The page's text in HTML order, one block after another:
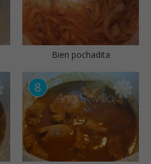
Bien pochadita